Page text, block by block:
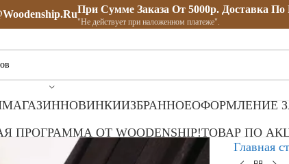
При Сумме Заказа От 5000р. Доставка
"Не действует при наложенном платеже".
МАГАЗИННОВИНКИИЗБРАННОЕОФОРМЛЕНИЕ
ПРОГРАММА ОТ WOODENSHIP!ТОВАР ПО
Главная